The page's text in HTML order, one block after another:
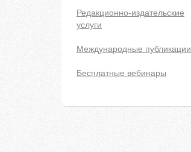
Редакционно-издательские
услуги
Международные публикации
Бесплатные вебинары